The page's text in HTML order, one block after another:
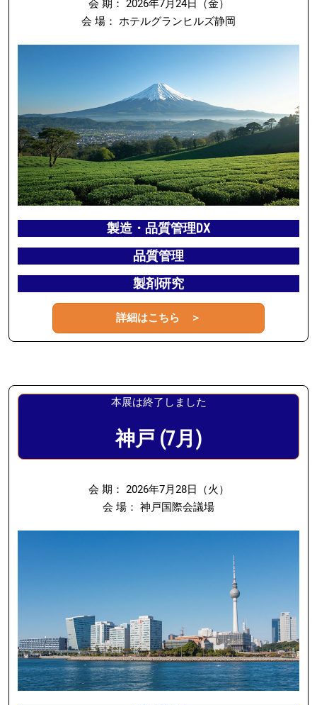
会 期： 2026年7月24日（金）
会 場： ホテルグランヒルズ静岡
製造・品質管理DX
品質管理
製剤研究
詳細はこちら ＞
本展は終了しました
神戸 (7月)
会 期： 2026年7月28日（火）
会 場： 神戸国際会議場